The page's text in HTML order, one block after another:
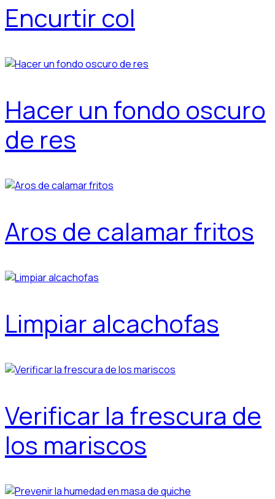
Encurtir col
Hacer un fondo oscuro
de res
Aros de calamar fritos
Limpiar alcachofas
Verificar la frescura de
los mariscos